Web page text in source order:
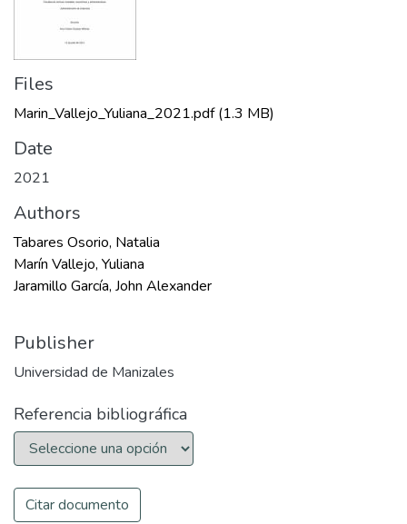
Files
Marin_Vallejo_Yuliana_2021.pdf(1.3 MB)
Date
2021
Authors
Tabares Osorio, Natalia
Marín Vallejo, Yuliana
Jaramillo García, John Alexander
Publisher
Universidad de Manizales
Referencia bibliográfica
Citar documento